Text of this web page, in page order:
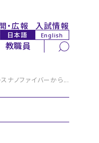
・広報 入試情報
日本語 English
教職員
ナノファイバーから...